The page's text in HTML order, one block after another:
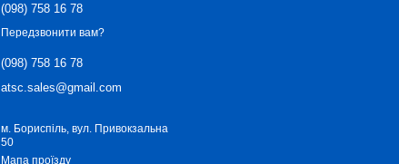
(098) 758 16 78
Передзвонити вам?
(098) 758 16 78
atsc.sales@gmail.com
м. Бориспіль, вул. Привокзальна
50
Мапа проїзду